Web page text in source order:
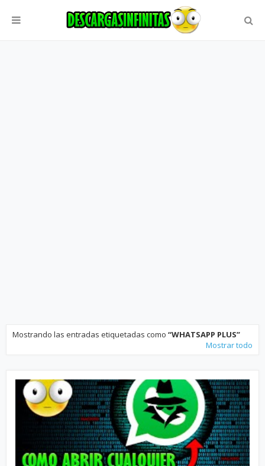
Mostrando las entradas etiquetadas como WHATSAPP PLUS
Mostrar todo